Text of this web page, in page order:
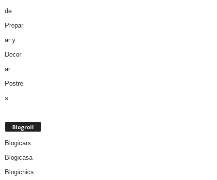
Blogroll
Blogicars
Blogicasa
Blogichics